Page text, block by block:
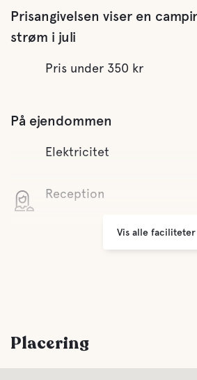
Prisangivelsen viser en
strøm i juli
Pris under 350 kr
På ejendommen
Elektricitet
Reception
Vis alle faciliteter
Placering